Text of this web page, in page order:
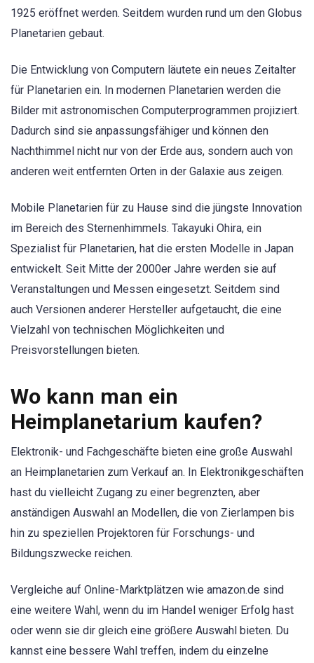
1925 eröffnet werden. Seitdem wurden rund um den Globus
Planetarien gebaut.
Die Entwicklung von Computern läutete ein neues Zeitalter
für Planetarien ein. In modernen Planetarien werden die
Bilder mit astronomischen Computerprogrammen projiziert.
Dadurch sind sie anpassungsfähiger und können den
Nachthimmel nicht nur von der Erde aus, sondern auch von
anderen weit entfernten Orten in der Galaxie aus zeigen.
Mobile Planetarien für zu Hause sind die jüngste Innovation
im Bereich des Sternenhimmels. Takayuki Ohira, ein
Spezialist für Planetarien, hat die ersten Modelle in Japan
entwickelt. Seit Mitte der 2000er Jahre werden sie auf
Veranstaltungen und Messen eingesetzt. Seitdem sind
auch Versionen anderer Hersteller aufgetaucht, die eine
Vielzahl von technischen Möglichkeiten und
Preisvorstellungen bieten.
Wo kann man ein
Heimplanetarium kaufen?
Elektronik- und Fachgeschäfte bieten eine große Auswahl
an Heimplanetarien zum Verkauf an. In Elektronikgeschäften
hast du vielleicht Zugang zu einer begrenzten, aber
anständigen Auswahl an Modellen, die von Zierlampen bis
hin zu speziellen Projektoren für Forschungs- und
Bildungszwecke reichen.
Vergleiche auf Online-Marktplätzen wie amazon.de sind
eine weitere Wahl, wenn du im Handel weniger Erfolg hast
oder wenn sie dir gleich eine größere Auswahl bieten. Du
kannst eine bessere Wahl treffen, indem du einzelne